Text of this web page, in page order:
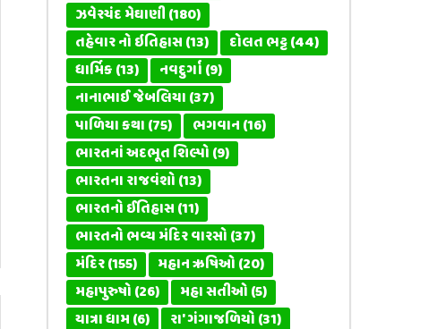
ઝવેરચંદ મેઘાણી(180)
તહેવાર નો ઇતિહાસ(13) દોલત ભટ્ટ(44)
ધાર્મિક(13) નવદુર્ગા(9)
નાનાભાઈ જેબલિયા(37)
પાળિયા કથા(75) ભગવાન(16)
ભારતનાં અદભૂત શિલ્પો(9)
ભારતના રાજવંશો(13)
ભારતનો ઈતિહાસ(11)
ભારતનો ભવ્ય મંદિર વારસો(37)
મંદિર(155) મહાન ઋષિઓ(20)
મહાપુરુષો(26) મહા સતીઓ(5)
યાત્રા ધામ(6) રા' ગંગાજળિયો(31)